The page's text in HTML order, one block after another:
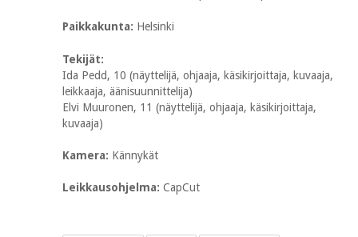
Paikkakunta: Helsinki
Tekijät:
Ida Pedd, 10 (näyttelijä, ohjaaja, käsikirjoittaja, kuvaaja,
leikkaaja, äänisuunnittelija)
Elvi Muuronen, 11 (näyttelijä, ohjaaja, käsikirjoittaja,
kuvaaja)
Kamera: Kännykät
Leikkausohjelma: CapCut